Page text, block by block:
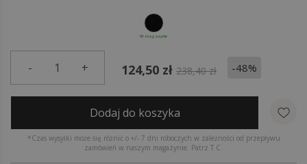
W magazynie
- 1 + 124,50 zł 238,40 zł -48%
Dodaj do koszyka
*Czas wysyłki może się różnić o +/- 7 dni roboczych w zależności od przepływu
zamówień w naszym magazynie. Patrz T C.